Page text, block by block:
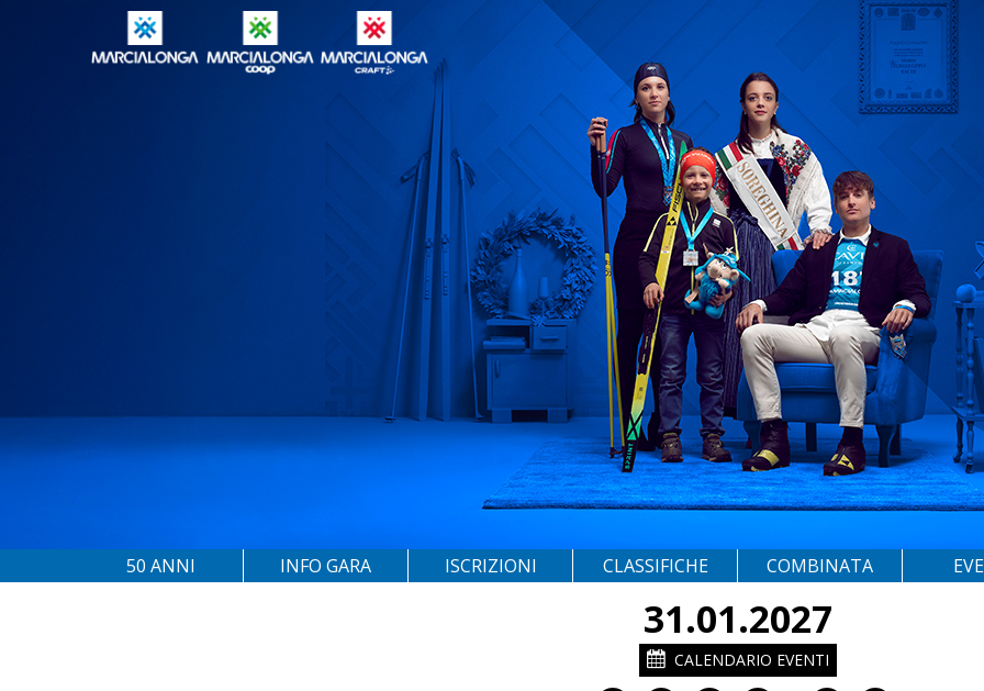
50 ANNI INFO GARA ISCRIZIONI CLASSIFICHE COMBINATA
31.01.2027
CALENDARIO EVENTI